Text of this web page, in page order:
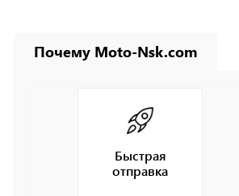
Почему Moto-Nsk.com
Быстрая
отправка